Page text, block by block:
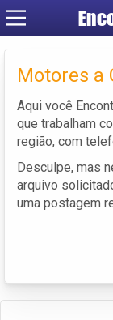
Motores a
Aqui você
que trabalham
região, com
Desculpe, mas
arquivo
uma postagem